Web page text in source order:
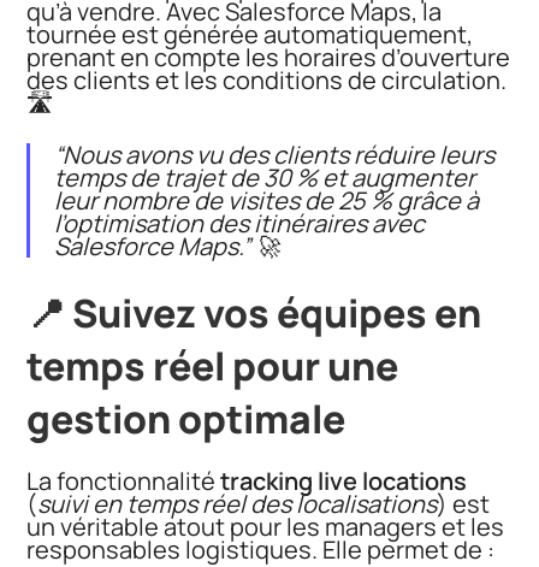
qu’à vendre. Avec Salesforce Maps, la
tournée est générée automatiquement,
prenant en compte les horaires d’ouverture
des clients et les conditions de circulation.
🛣️
“Nous avons vu des clients réduire leurs
temps de trajet de 30 % et augmenter
leur nombre de visites de 25 % grâce à
l’optimisation des itinéraires avec
Salesforce Maps.”🚀
📍 Suivez vos équipes en
temps réel pour une
gestion optimale
La fonctionnalitétracking live locations
(suivi en temps réel des localisations) est
un véritable atout pour les managers et les
responsables logistiques. Elle permet de :